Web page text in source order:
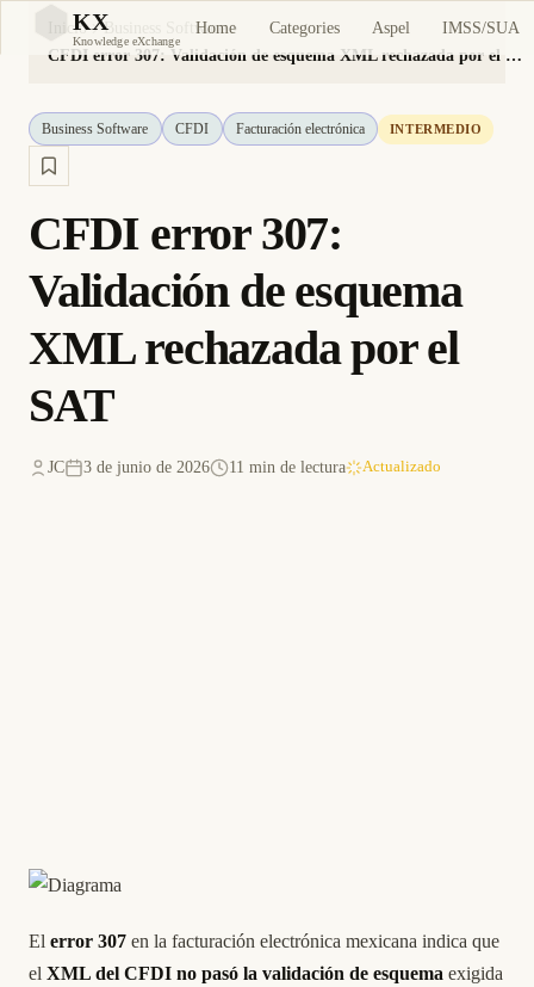
KX
Knowledge eXchange
Home Categories Aspel IMSS/SUA
Inicio
Business Software
CFDI error 307: Validación de esquema XML rechazada por el SAT
Business Software CFDI Facturación electrónica INTERMEDIO
CFDI error 307:
Validación de esquema
XML rechazada por el
SAT
JC 3 de junio de 2026 11 min de lectura Actualizado
El error 307 en la facturación electrónica mexicana indica que
el XML del CFDI no pasó la validación de esquema exigida